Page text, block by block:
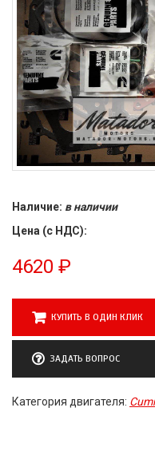
Наличие: в наличии
Цена (с НДС):
4620 ₽
КУПИТЬ В ОДИН КЛИК
ЗАДАТЬ ВОПРОС
Категория двигателя: